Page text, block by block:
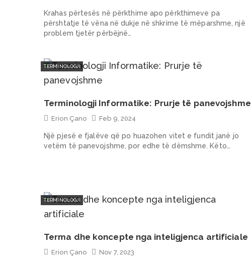
Krahas përtesës në përkthime apo përkthimeve pa
përshtatje të vëna në dukje në shkrime të mëparshme, një
problem tjetër përbëjnë…
TERMINOLOGJI
Terminologji Informatike: Prurje të panevojshme
Erion Çano Feb 9, 2024
Një pjesë e fjalëve që po huazohen vitet e fundit janë jo
vetëm të panevojshme, por edhe të dëmshme. Këto…
TERMINOLOGJI
Terma dhe koncepte nga inteligjenca artificiale
Erion Çano Nov 7, 2023